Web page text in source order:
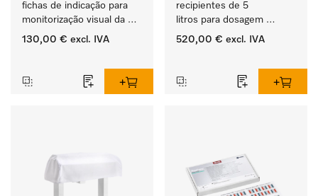
fichas de indicação para
monitorização visual da
rotina no processo de
130,00 € excl. IVA
recipientes de 5
litros para dosagem
automática de
520,00 € excl. IVA